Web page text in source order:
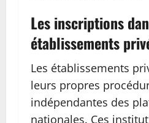
Les inscriptions
établissements
Les établissements
leurs propres
indépendantes des
nationales. Ces